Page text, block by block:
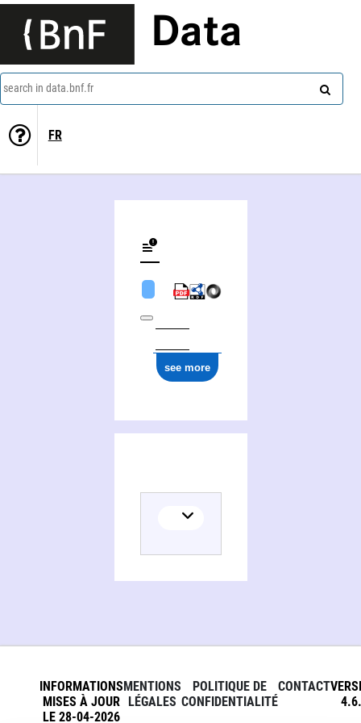
Data
search in data.bnf.fr
FR
see more
INFORMATIONS
MISES À JOUR
LE 28-04-2026
MENTIONS
LÉGALES
POLITIQUE DE
CONFIDENTIALITÉ
CONTACT